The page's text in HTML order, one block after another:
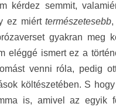
kérdez semmit,
ez miérttermészetesebb
gyakran meg
eléggé ismert ez a
venni róla, pedig
költészetében. S
is, amivel az egyik